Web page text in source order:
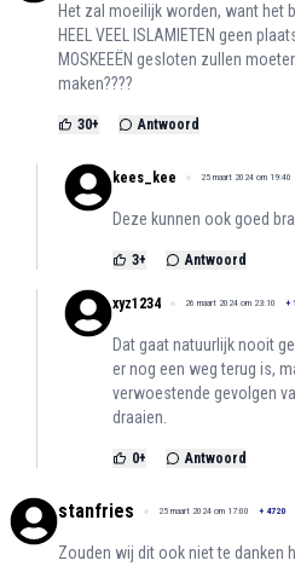
Het zal moeilijk worden, want het
HEEL VEEL ISLAMIETEN geen
MOSKEEËN gesloten zullen
maken????
30+ Antwoord
kees_kee 25 maart 2024 om 19:40
Deze kunnen ook goed
3+ Antwoord
xyz1234 26 maart 2024 om 23:10 +
Dat gaat natuurlijk nooit
er nog een weg terug is,
verwoestende gevolgen
draaien.
0+ Antwoord
stanfries 25 maart 2024 om 17:00 + 4720
Zouden wij dit ook niet te danken